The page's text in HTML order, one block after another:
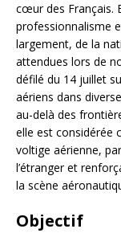
cœur des Français.
professionnalisme
largement, de la
attendues lors de
défilé du 14 juillet
aériens dans
au-delà des
elle est considérée
voltige aérienne,
l’étranger et
la scène
Objectif